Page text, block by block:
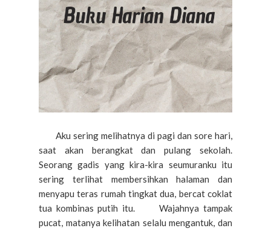
Aku sering melihatnya di pagi dan sore hari,
saat akan berangkat dan pulang sekolah.
Seorang gadis yang kira-kira seumuranku itu
sering terlihat membersihkan halaman dan
menyapu teras rumah tingkat dua, bercat coklat
tua kombinas putih itu. Wajahnya tampak
pucat, matanya kelihatan selalu mengantuk, dan